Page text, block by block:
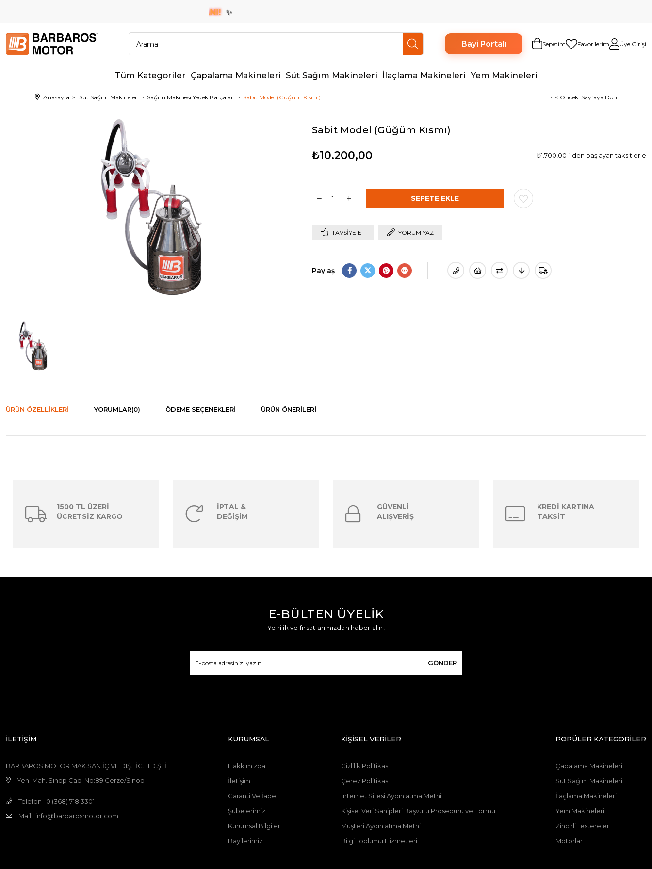
6 TAKSİT İMKANI! ✨
Bayi Portalı Sepetim Favorilerim Üye Girişi
Tüm Kategoriler Çapalama Makineleri Süt Sağım Makineleri İlaçlama Makineleri Yem Makineleri
Anasayfa Süt Sağım Makineleri Sağım Makinesi Yedek Parçaları Sabit Model (Güğüm Kısmı) < < Önceki Sayfaya Dön
Sabit Model (Güğüm Kısmı)
₺10.200,00 ₺1.700,00 `den başlayan taksitlerle
TAVSIYE ET YORUM YAZ
Paylaş
ÜRÜN ÖZELLIKLERI YORUMLAR(0) ÖDEME SEÇENEKLERI ÜRÜN ÖNERILERI
1500 TL ÜZERİ
ÜCRETSİZ KARGO
İPTAL &
DEĞİŞİM
GÜVENLİ
ALIŞVERİŞ
KREDİ KARTINA
TAKSİT
E-BÜLTEN ÜYELİK
Yenilik ve fırsatlarımızdan haber alın!
GÖNDER
İLETİŞİM
BARBAROS MOTOR MAK.SAN.İÇ VE DIŞ.TİC.LTD.ŞTİ.
Yeni Mah. Sinop Cad. No:89 Gerze/Sinop
Telefon : 0 (368) 718 3301
Mail : info@barbarosmotor.com
KURUMSAL
Hakkımızda
İletişim
Garanti Ve İade
Şubelerimiz
Kurumsal Bilgiler
Bayilerimiz
KİŞİSEL VERİLER
Gizlilik Politikası
Çerez Politikası
İnternet Sitesi Aydınlatma Metni
Kişisel Veri Sahipleri Başvuru Prosedürü ve Formu
Müşteri Aydınlatma Metni
Bilgi Toplumu Hizmetleri
POPÜLER KATEGORİLER
Çapalama Makineleri
Süt Sağım Makineleri
İlaçlama Makineleri
Yem Makineleri
Zincirli Testereler
Motorlar